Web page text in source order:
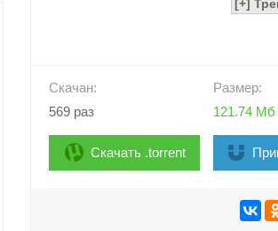
Скачан:
569 раз
Скачать .torrent
Размер:
121.74 Мб